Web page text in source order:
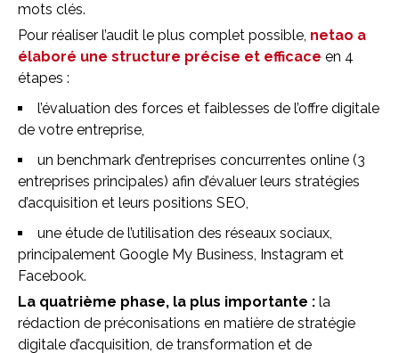
mots clés.
Pour réaliser l’audit le plus complet possible, netao a
élaboré une structure précise et efficace en 4
étapes :
l’évaluation des forces et faiblesses de l’offre digitale
de votre entreprise,
un benchmark d’entreprises concurrentes online (3
entreprises principales) afin d’évaluer leurs stratégies
d’acquisition et leurs positions SEO,
une étude de l’utilisation des réseaux sociaux,
principalement Google My Business, Instagram et
Facebook.
La quatrième phase, la plus importante : la
rédaction de préconisations en matière de stratégie
digitale d’acquisition, de transformation et de